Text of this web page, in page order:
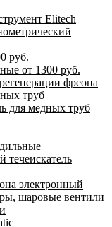
Elitech
руб.
от 1300 руб.
фреона
труб
для медных труб
течеискатель
электронный
шаровые вентили